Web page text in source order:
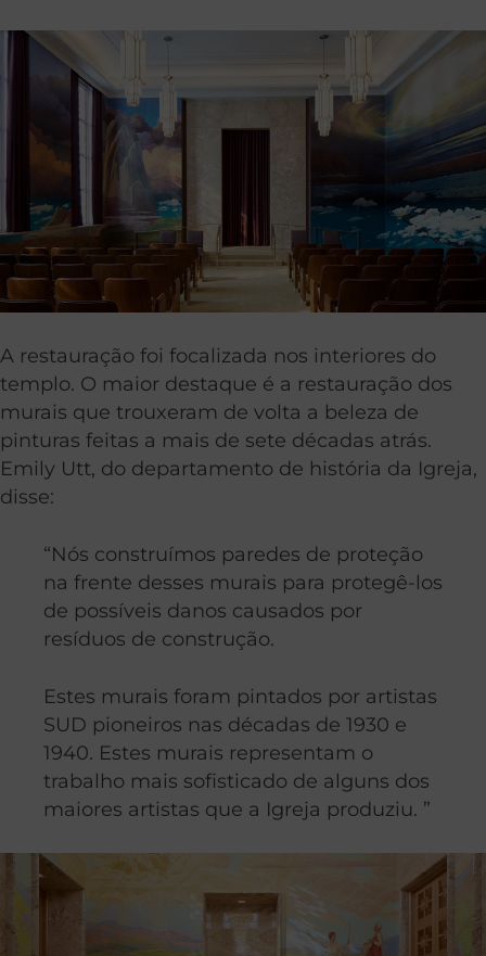
A restauração foi focalizada nos interiores do
templo. O maior destaque é a restauração dos
murais que trouxeram de volta a beleza de
pinturas feitas a mais de sete décadas atrás.
Emily Utt, do departamento de história da Igreja,
disse:
“Nós construímos paredes de proteção
na frente desses murais para protegê-los
de possíveis danos causados por
resíduos de construção.
Estes murais foram pintados por artistas
SUD pioneiros nas décadas de 1930 e
1940. Estes murais representam o
trabalho mais sofisticado de alguns dos
maiores artistas que a Igreja produziu. ”